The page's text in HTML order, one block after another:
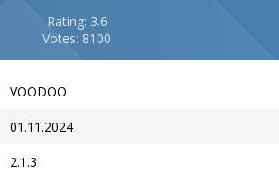
Rating: 3.6
Votes: 8100
VOODOO
01.11.2024
2.1.3